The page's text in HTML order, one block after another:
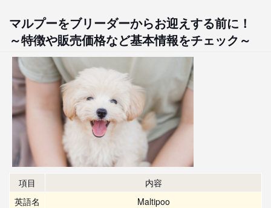
マルプーをブリーダーからお迎えする前に！
～特徴や販売価格など基本情報をチェック～
項目
内容
英語名
Maltipoo